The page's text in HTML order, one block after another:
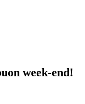
week-end!